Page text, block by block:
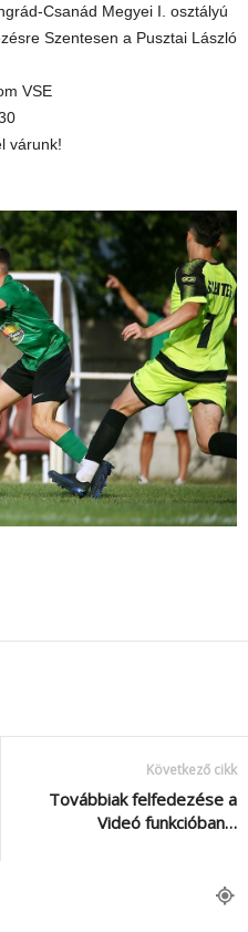
Csanád Megyei I. osztályú
Szentesen a Pusztai László
VSE
várunk!
Következő cikk
Továbbiak felfedezése a
Videó funkcióban…